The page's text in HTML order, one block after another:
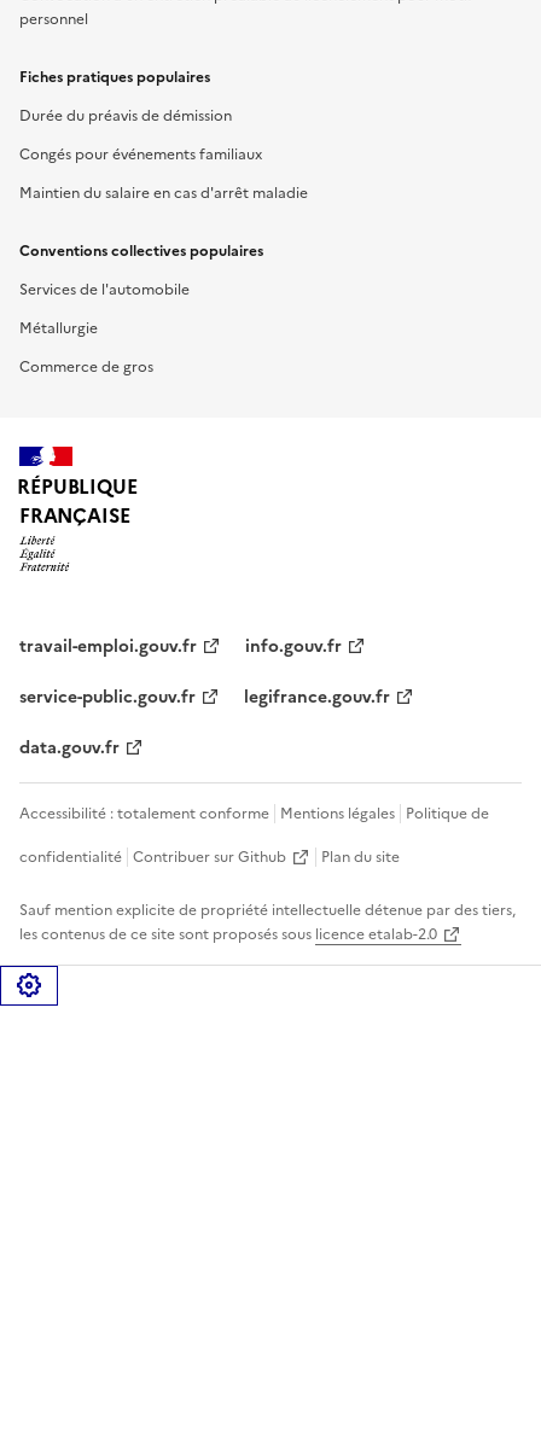
personnel
Fiches pratiques populaires
Durée du préavis de démission
Congés pour événements familiaux
Maintien du salaire en cas d'arrêt maladie
Conventions collectives populaires
Services de l'automobile
Métallurgie
Commerce de gros
RÉPUBLIQUE
FRANÇAISE
travail-emploi.gouv.fr
info.gouv.fr
service-public.gouv.fr
legifrance.gouv.fr
data.gouv.fr
Accessibilité : totalement conforme Mentions légales Politique de
confidentialité Contribuer sur Github Plan du site
Sauf mention explicite de propriété intellectuelle détenue par des tiers,
les contenus de ce site sont proposés sous licence etalab-2.0
Gérer les cookies